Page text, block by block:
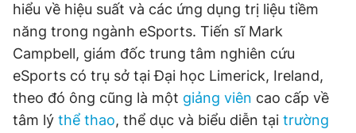
Đọc Thanh Niên trên điện thoại
hiểu về hiệu suất và các ứng dụng trị liệu tiềm
năng trong ngành eSports. Tiến sĩ Mark
Campbell, giám đốc trung tâm nghiên cứu
eSports có trụ sở tại Đại học Limerick, Ireland,
theo đó ông cũng là một giảng viên cao cấp về
tâm lý thể thao, thể dục và biểu diễn tại trường